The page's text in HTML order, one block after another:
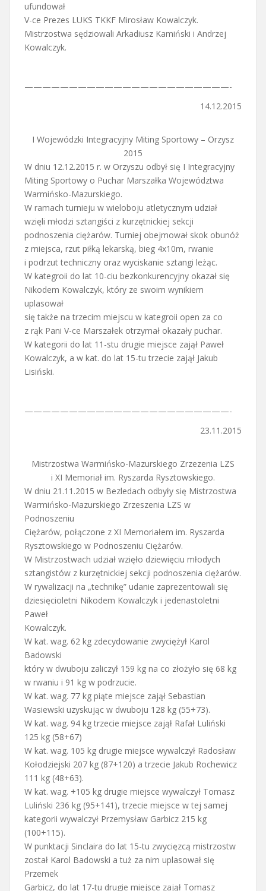
ufundował
V-ce Prezes LUKS TKKF Mirosław Kowalczyk.
Mistrzostwa sędziowali Arkadiusz Kamiński i Andrzej
Kowalczyk.
———————————————————————-
14.12.2015
I Wojewódzki Integracyjny Miting Sportowy – Orzysz
2015
W dniu 12.12.2015 r. w Orzyszu odbył się I Integracyjny
Miting Sportowy o Puchar Marszałka Województwa
Warmińsko-Mazurskiego.
W ramach turnieju w wieloboju atletycznym udział
wzięli młodzi sztangiści z kurzętnickiej sekcji
podnoszenia ciężarów. Turniej obejmował skok obunóż
z miejsca, rzut piłką lekarską, bieg 4x10m, rwanie
i podrzut techniczny oraz wyciskanie sztangi leżąc.
W kategroii do lat 10-ciu bezkonkurencyjny okazał się
Nikodem Kowalczyk, który ze swoim wynikiem
uplasował
się także na trzecim miejscu w kategroii open za co
z rąk Pani V-ce Marszałek otrzymał okazały puchar.
W kategorii do lat 11-stu drugie miejsce zajął Paweł
Kowalczyk, a w kat. do lat 15-tu trzecie zajął Jakub
Lisiński.
———————————————————————-
23.11.2015
Mistrzostwa Warmińsko-Mazurskiego Zrzezenia LZS
i XI Memoriał im. Ryszarda Rysztowskiego.
W dniu 21.11.2015 w Bezledach odbyły się Mistrzostwa
Warmińsko-Mazurskiego Zrzeszenia LZS w
Podnoszeniu
Ciężarów, połączone z XI Memoriałem im. Ryszarda
Rysztowskiego w Podnoszeniu Ciężarów.
W Mistrzostwach udział wzięło dziewięciu młodych
sztangistów z kurzętnickiej sekcji podnoszenia ciężarów.
W rywalizacji na „technikę” udanie zaprezentowali się
dziesięcioletni Nikodem Kowalczyk i jedenastoletni
Paweł
Kowalczyk.
W kat. wag. 62 kg zdecydowanie zwyciężył Karol
Badowski
który w dwuboju zaliczył 159 kg na co złożyło się 68 kg
w rwaniu i 91 kg w podrzucie.
W kat. wag. 77 kg piąte miejsce zajął Sebastian
Wasiewski uzyskując w dwuboju 128 kg (55+73).
W kat. wag. 94 kg trzecie miejsce zajął Rafał Luliński
125 kg (58+67)
W kat. wag. 105 kg drugie miejsce wywalczył Radosław
Kołodziejski 207 kg (87+120) a trzecie Jakub Rochewicz
111 kg (48+63).
W kat. wag. +105 kg drugie miejsce wywalczył Tomasz
Luliński 236 kg (95+141), trzecie miejsce w tej samej
kategorii wywalczył Przemysław Garbicz 215 kg
(100+115).
W punktacji Sinclaira do lat 15-tu zwycięzcą mistrzostw
został Karol Badowski a tuż za nim uplasował się
Przemek
Garbicz, do lat 17-tu drugie miejsce zajął Tomasz